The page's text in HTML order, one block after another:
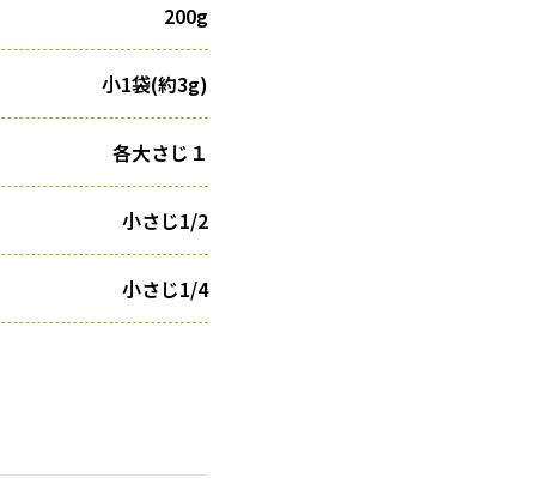
200g
小1袋(約3g)
各大さじ１
小さじ1/2
小さじ1/4